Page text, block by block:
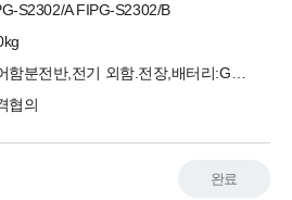
S2302/A FIPG-S2302/B
협의
완료